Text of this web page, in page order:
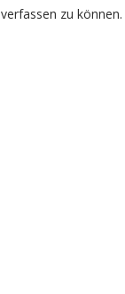
verfassen zu können.